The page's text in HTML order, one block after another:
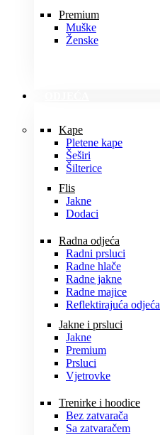
Premium
Muške
Ženske
Kape
Pletene kape
Šeširi
Šilterice
Flis
Jakne
Dodaci
Radna odjeća
Radni prsluci
Radne hlače
Radne jakne
Radne majice
Reflektirajuća odjeća
Jakne i prsluci
Jakne
Premium
Prsluci
Vjetrovke
Trenirke i hoodice
Bez zatvarača
Sa zatvaračem